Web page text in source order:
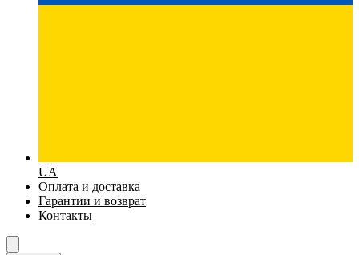
UA
Оплата и доставка
Гарантии и возврат
Контакты